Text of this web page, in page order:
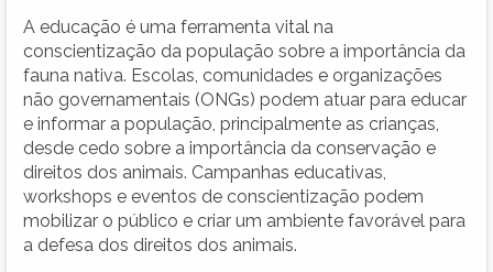
A educação é uma ferramenta vital na
conscientização da população sobre a importância da
fauna nativa. Escolas, comunidades e organizações
não governamentais (ONGs) podem atuar para educar
e informar a população, principalmente as crianças,
desde cedo sobre a importância da conservação e
direitos dos animais. Campanhas educativas,
workshops e eventos de conscientização podem
mobilizar o público e criar um ambiente favorável para
a defesa dos direitos dos animais.